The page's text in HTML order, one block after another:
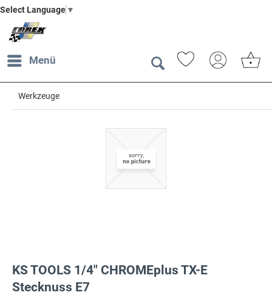
Select Language ▼
Menü
Werkzeuge
KS TOOLS 1/4" CHROMEplus TX-E
Stecknuss E7